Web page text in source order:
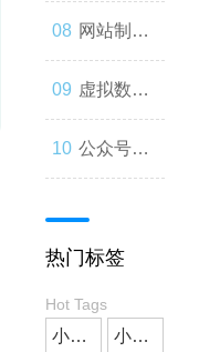
人们心中
的第一选
择
城？
么您应该
考虑加
入？
微信小程
序开发高
手？
网站制作
流程与技
巧
虚拟数字
人：从奇
现实
公众号开
一款受欢
迎的社交
热门标签
Hot Tags
小微公司 小程序开发